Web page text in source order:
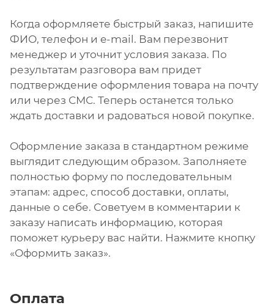
Когда оформляете быстрый заказ, напишите
ФИО, телефон и e-mail. Вам перезвонит
менеджер и уточнит условия заказа. По
результатам разговора вам придет
подтверждение оформления товара на почту
или через СМС. Теперь останется только
ждать доставки и радоваться новой покупке.
Оформление заказа в стандартном режиме
выглядит следующим образом. Заполняете
полностью форму по последовательным
этапам: адрес, способ доставки, оплаты,
данные о себе. Советуем в комментарии к
заказу написать информацию, которая
поможет курьеру вас найти. Нажмите кнопку
«Оформить заказ».
Оплата